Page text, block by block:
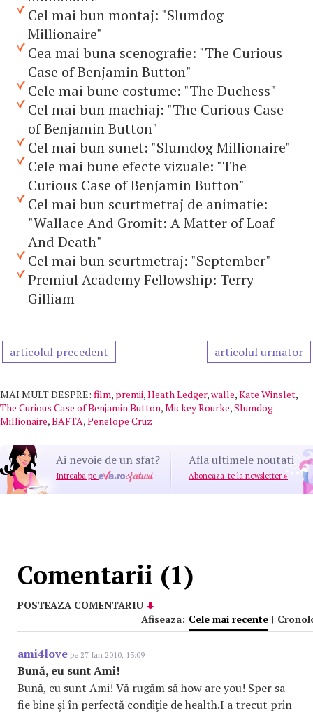
Cel mai bun montaj: "Slumdog
Millionaire"
Cea mai buna scenografie: "The Curious
Case of Benjamin Button"
Cele mai bune costume: "The Duchess"
Cel mai bun machiaj: "The Curious Case
of Benjamin Button"
Cel mai bun sunet: "Slumdog Millionaire"
Cele mai bune efecte vizuale: "The
Curious Case of Benjamin Button"
Cel mai bun scurtmetraj de animatie:
"Wallace And Gromit: A Matter of Loaf
And Death"
Cel mai bun scurtmetraj: "September"
Premiul Academy Fellowship: Terry
Gilliam
articolul precedent articolul urmator
MAI MULT DESPRE: film, premii,Heath Ledger,walle,Kate Winslet,
The Curious Case of Benjamin Button,Mickey Rourke,Slumdog
Millionaire,BAFTA,Penelope Cruz
Ai nevoie de un sfat?
Intreaba pe
Afla ultimele noutati
Aboneaza-te la newsletter »
Comentarii (1)
POSTEAZA COMENTARIU
Afiseaza: Cele mai recente |
ami4love pe 27 Ian 2010, 13:09
Bună, eu sunt Ami!
Bună, eu sunt Ami! Vă rugăm să how are you! Sper sa
fie bine şi în perfectă condiţie de health.I a trecut prin